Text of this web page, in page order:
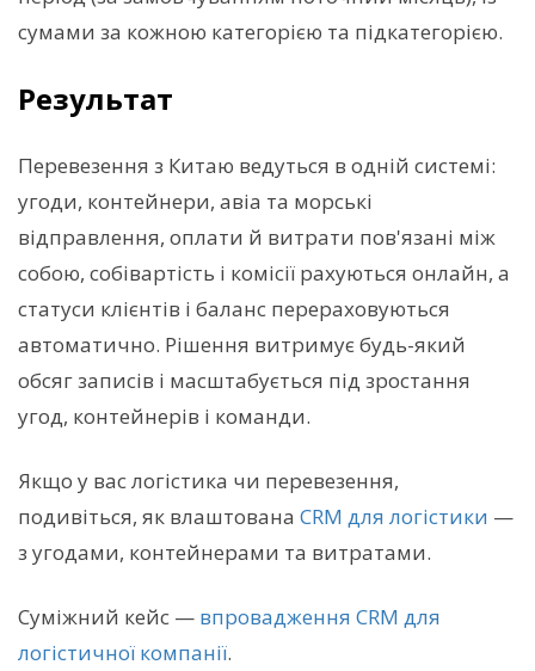
сумами за кожною категорією та підкатегорією.
Результат
Перевезення з Китаю ведуться в одній системі:
угоди, контейнери, авіа та морські
відправлення, оплати й витрати пов'язані між
собою, собівартість і комісії рахуються онлайн, а
статуси клієнтів і баланс перераховуються
автоматично. Рішення витримує будь-який
обсяг записів і масштабується під зростання
угод, контейнерів і команди.
Якщо у вас логістика чи перевезення,
подивіться, як влаштована CRM для логістики —
з угодами, контейнерами та витратами.
Суміжний кейс — впровадження CRM для
логістичної компанії.